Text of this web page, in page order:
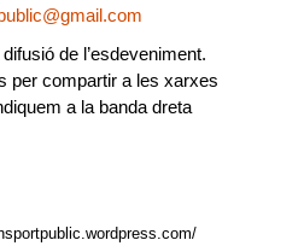
de l’esdeveniment.
per compartir a les xarxes
a la banda dreta